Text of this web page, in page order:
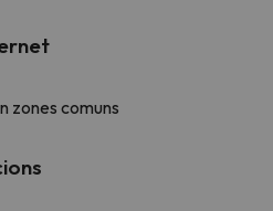
zones comuns